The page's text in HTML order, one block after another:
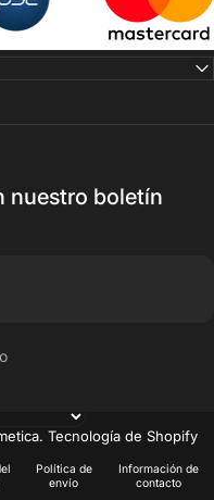
nuestro boletín
Tecnología de Shopify
Política de
envío
Información de
contacto